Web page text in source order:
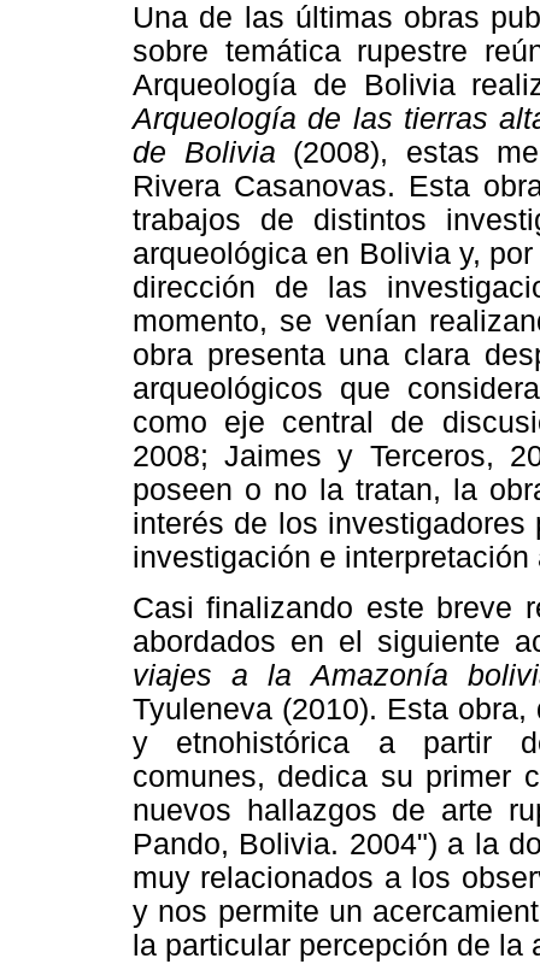
Una de las últimas obras
sobre temática rupestre
Arqueología de Bolivia
Arqueología de las tierras
de Bolivia (2008), estas
Rivera Casanovas. Esta
trabajos de distintos
arqueológica en Bolivia y,
dirección de las
momento, se venían
obra presenta una clara
arqueológicos que
como eje central de
2008; Jaimes y Terceros,
poseen o no la tratan, la
interés de los
investigación e
Casi finalizando este breve
abordados en el siguiente
viajes a la Amazonía
Tyuleneva (2010). Esta
y etnohistórica a partir
comunes, dedica su primer
nuevos hallazgos de arte
Pando, Bolivia. 2004") a la
muy relacionados a los
y nos permite un
la particular percepción de la